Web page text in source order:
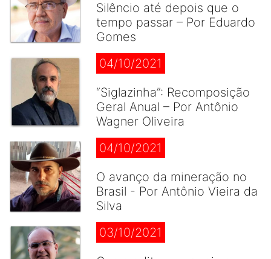
Silêncio até depois que o
tempo passar – Por Eduardo
Gomes
04/10/2021
“Siglazinha”: Recomposição
Geral Anual – Por Antônio
Wagner Oliveira
04/10/2021
O avanço da mineração no
Brasil - Por Antônio Vieira da
Silva
03/10/2021